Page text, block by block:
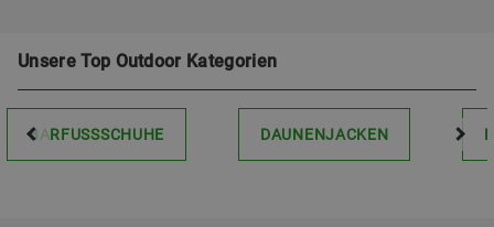
Unsere Top Outdoor Kategorien
BARFUSSSCHUHE DAUNENJACKEN